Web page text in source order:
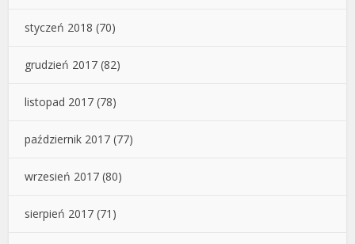
styczeń 2018 (70)
grudzień 2017 (82)
listopad 2017 (78)
październik 2017 (77)
wrzesień 2017 (80)
sierpień 2017 (71)